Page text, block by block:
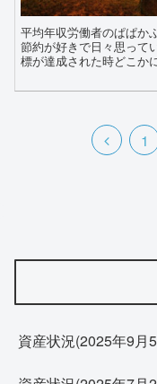
平均年収労働者のぱぱか
節約が好きで日々思って
標が達成された時どこか
有意義なのではないか
前
1
資産状況(2025年9月